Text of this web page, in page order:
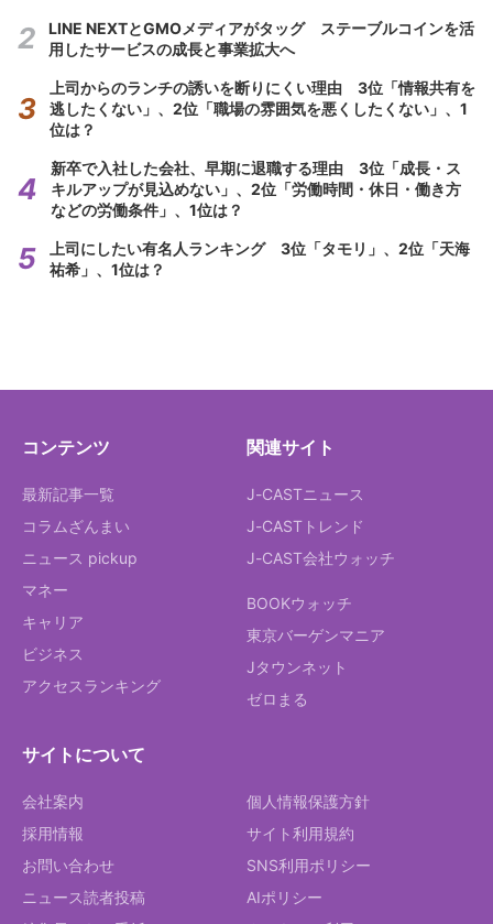
LINE NEXTとGMOメディアがタッグ ステーブルコインを活
用したサービスの成長と事業拡大へ
上司からのランチの誘いを断りにくい理由 3位「情報共有を
逃したくない」、2位「職場の雰囲気を悪くしたくない」、1
位は？
新卒で入社した会社、早期に退職する理由 3位「成長・ス
キルアップが見込めない」、2位「労働時間・休日・働き方
などの労働条件」、1位は？
上司にしたい有名人ランキング 3位「タモリ」、2位「天海
祐希」、1位は？
コンテンツ
最新記事一覧
コラムざんまい
ニュース pickup
マネー
キャリア
ビジネス
アクセスランキング
関連サイト
J-CASTニュース
J-CASTトレンド
J-CAST会社ウォッチ
BOOKウォッチ
東京バーゲンマニア
Jタウンネット
ゼロまる
サイトについて
会社案内
採用情報
お問い合わせ
ニュース読者投稿
個人情報保護方針
サイト利用規約
SNS利用ポリシー
AIポリシー